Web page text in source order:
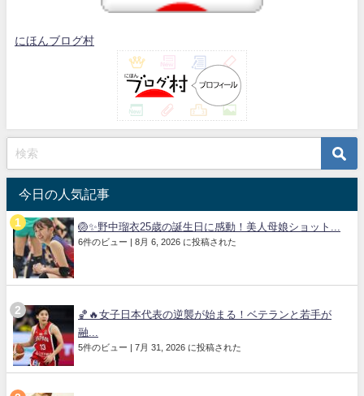
にほんブログ村
今日の人気記事
🏐✨野中瑠衣25歳の誕生日に感動！美人母娘ショット...
6件のビュー 8月 6, 2026 に投稿された
🏀🔥女子日本代表の逆襲が始まる！ベテランと若手が
融...
5件のビュー 7月 31, 2026 に投稿された